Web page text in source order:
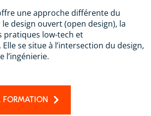
une approche différente du
design ouvert (open design), la
pratiques low-tech et
se situe à l’intersection du design,
l’ingénierie.
FORMATION